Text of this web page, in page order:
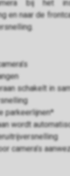
bij het
en naar de
schakelt in
parkeerlijnen*
wordt
camera’s